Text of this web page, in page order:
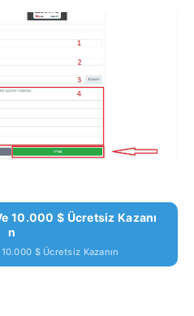
10.000 $ Ücretsiz Kazanı
N
$ Ücretsiz Kazanın